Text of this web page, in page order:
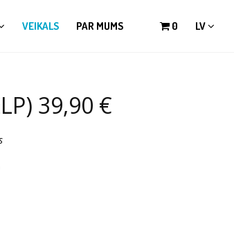
VEIKALS PAR MUMS 0 LV
39,90 €